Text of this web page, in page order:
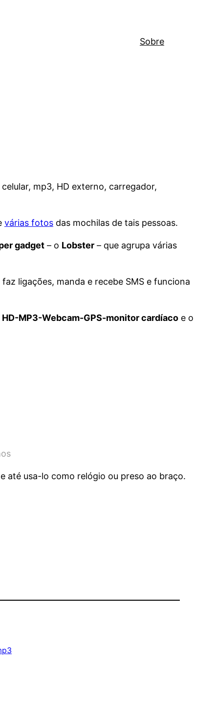
Sobre
mp3, HD externo, carregador,
várias fotos das mochilas de tais pessoas.
gadget – o Lobster – que agrupa várias
ligações, manda e recebe SMS e funciona
HD-MP3-Webcam-GPS-monitor cardíaco e o
até usa-lo como relógio ou preso ao braço.